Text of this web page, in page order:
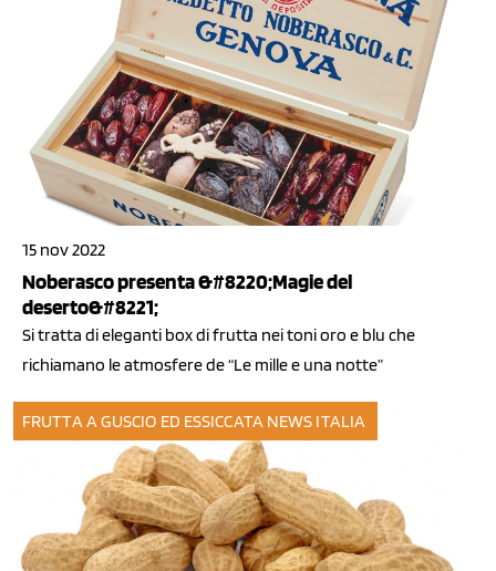
15 nov 2022
Noberasco presenta &#8220;Magie del
deserto&#8221;
Si tratta di eleganti box di frutta nei toni oro e blu che
richiamano le atmosfere de “Le mille e una notte”
FRUTTA A GUSCIO ED ESSICCATA NEWS ITALIA